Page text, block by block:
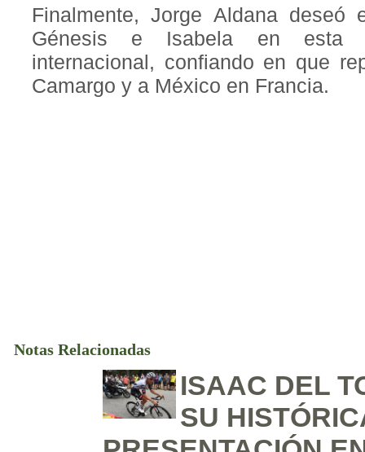
Finalmente, Jorge Aldana
Génesis e Isabela en esta
internacional, confiando en que
Camargo y a México en Francia.
Notas Relacionadas
ISAAC DEL
SU